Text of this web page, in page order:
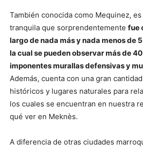
También conocida como Mequinez,
tranquila que sorprendentemente fue
largo de nada más y nada menos de
la cual se pueden observar más de
imponentes murallas defensivas y
Además, cuenta con una gran
históricos y lugares naturales para
los cuales se encuentran en nuestra
qué ver en Meknès.
A diferencia de otras ciudades